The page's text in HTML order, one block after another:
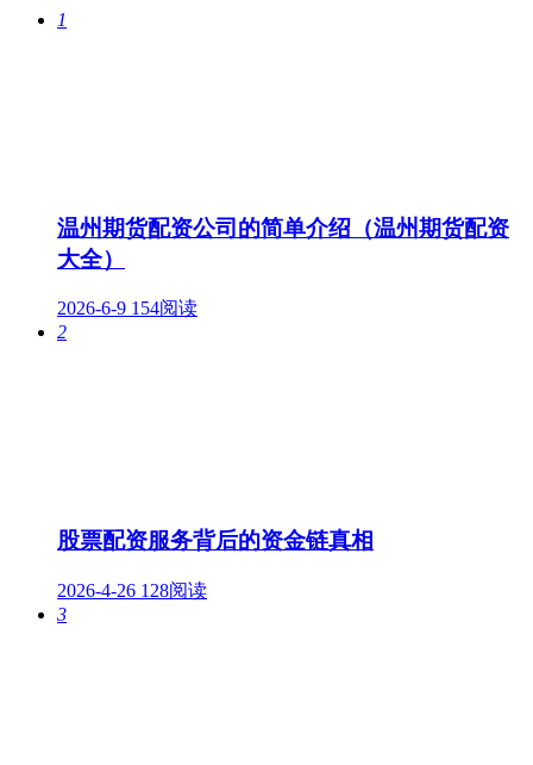
1
温州期货配资公司的简单介绍（温州期货配资
大全）
2026-6-9 154阅读
2
股票配资服务背后的资金链真相
2026-4-26 128阅读
3